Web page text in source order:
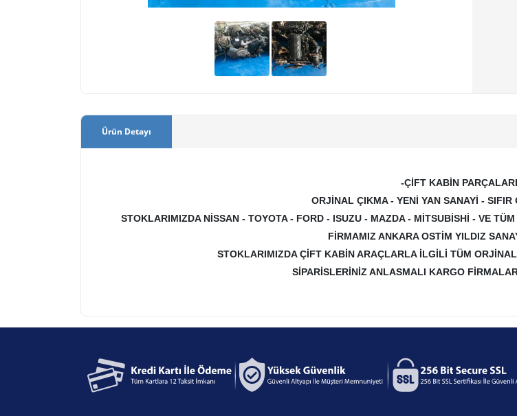
Ürün Detayı
-ÇİFT KABİN
ORJİNAL ÇIKMA - YENİ YAN SANAYİ -
STOKLARIMIZDA NİSSAN - TOYOTA - FORD - ISUZU - MAZDA - MİTSUBİSHİ - VE
FİRMAMIZ ANKARA OSTİM YILDIZ
STOKLARIMIZDA ÇİFT KABİN ARAÇLARLA İLGİLİ TÜM
SİPARİSLERİNİZ ANLASMALI KARGO